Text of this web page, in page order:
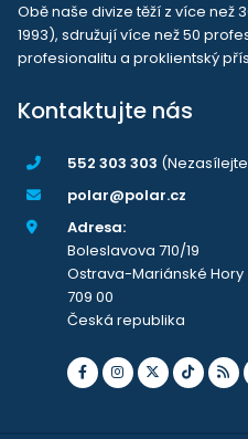
Obě naše divize těží z více než
1993), sdružují více než 50
profesionalitu a proklientský
Kontaktujte nás
552 303 303
polar@polar.cz
Adresa:
Boleslavova 710/19
Ostrava-Mariánské Hory
709 00
Česká republika